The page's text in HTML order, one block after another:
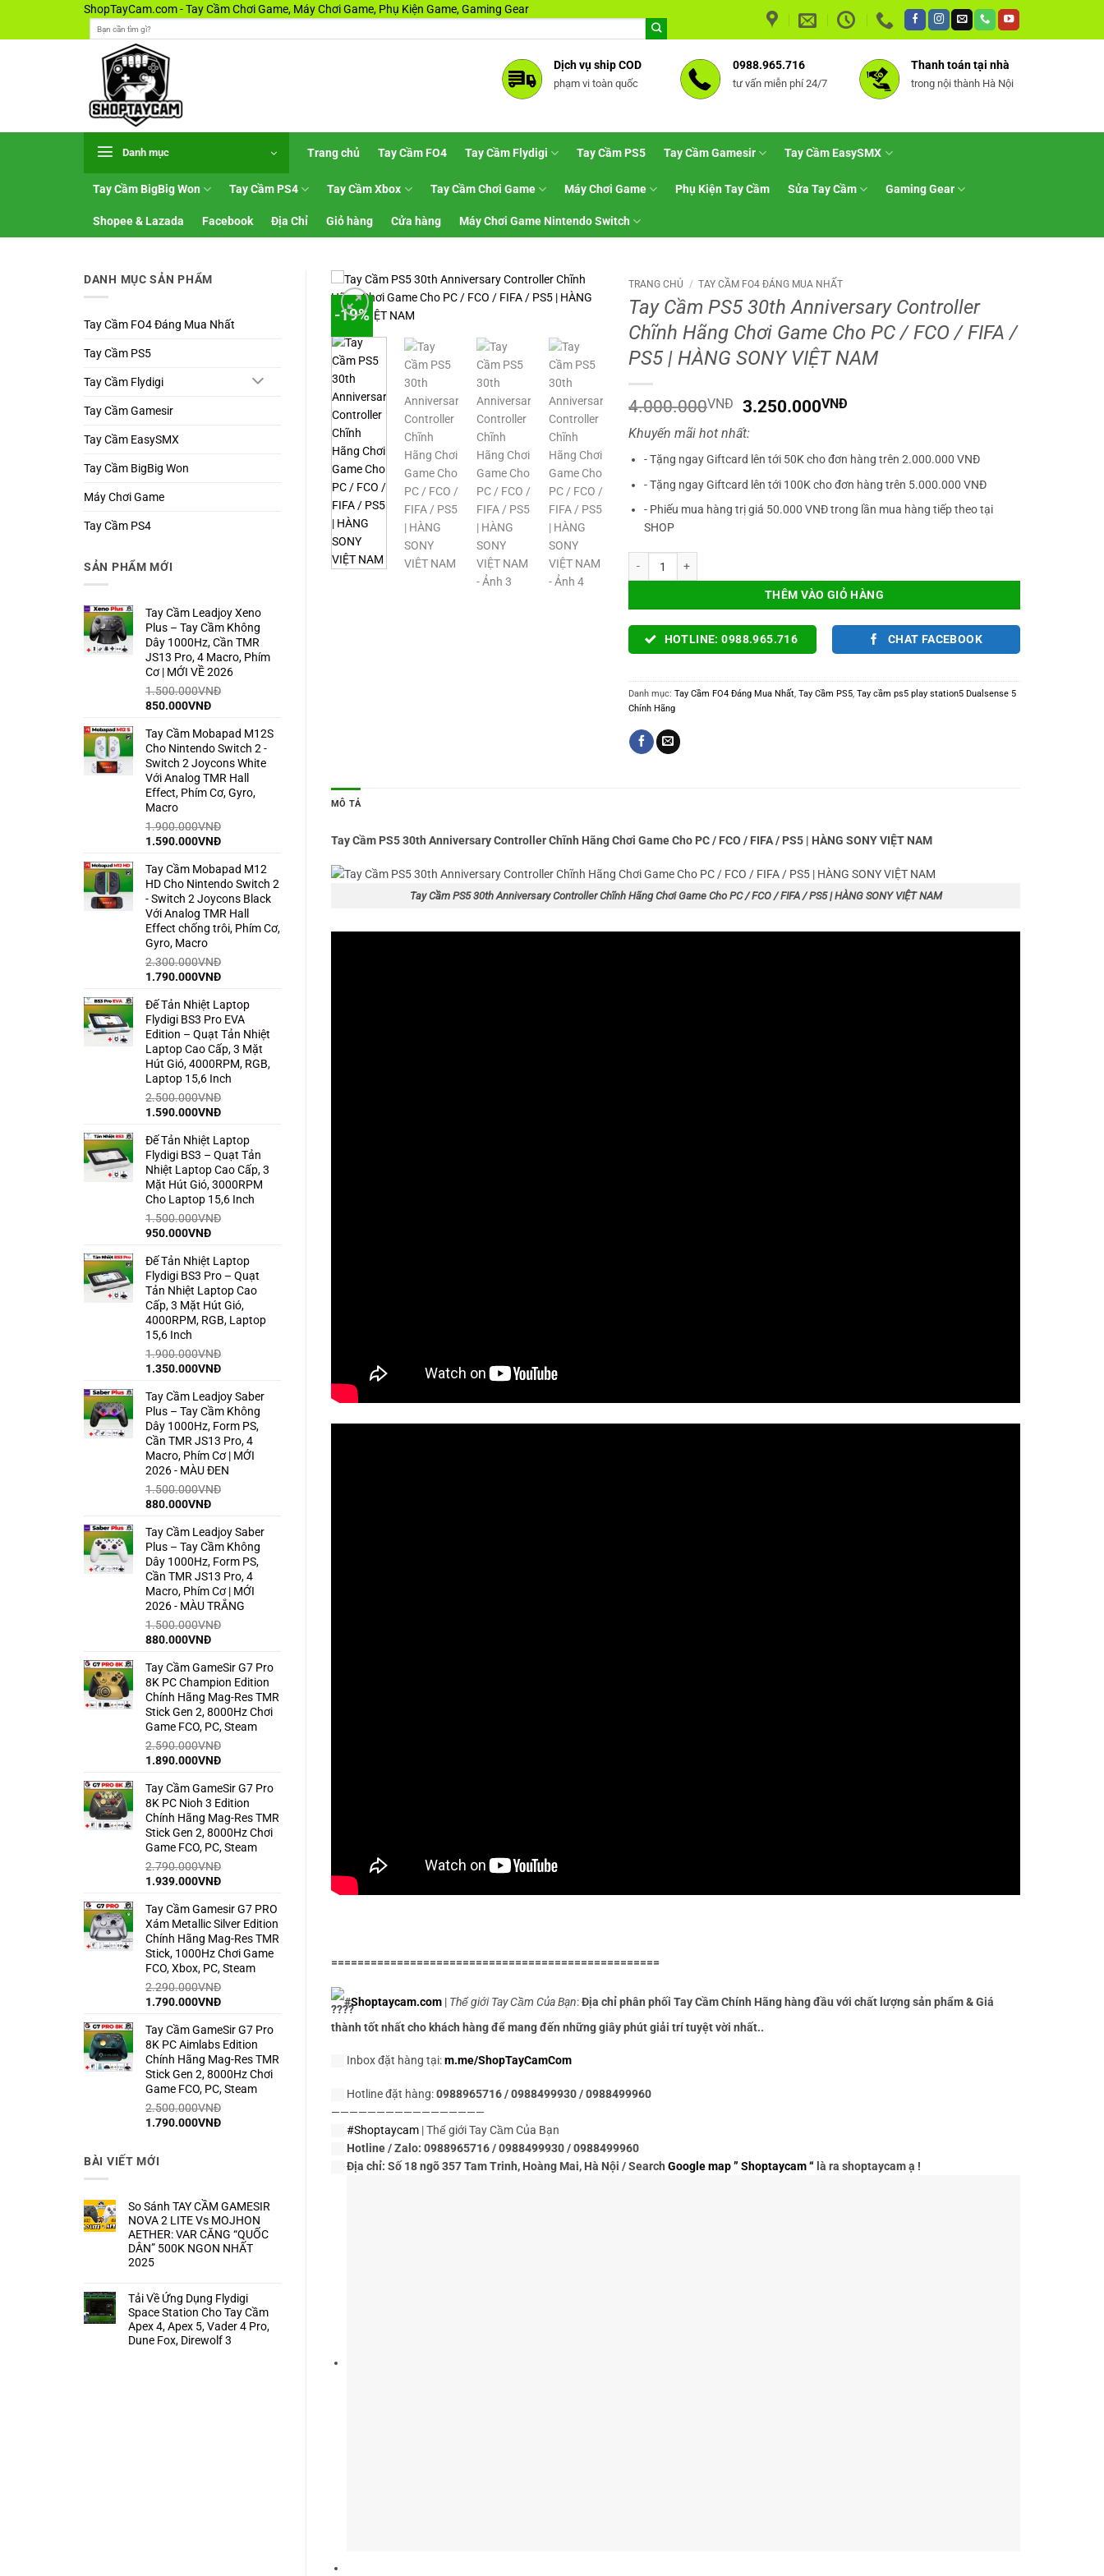
ShopTayCam.com - Tay Cầm Chơi Game, Máy Chơi Game, Phụ Kiện Game, Gaming Gear
kiếm:
Dịch vụ ship COD
phạm vi toàn quốc
0988.965.716
tư vấn miễn phí 24/7
Thanh toán tại nhà
trong nội thành Hà Nội
Danh mục Trang chủ Tay Cầm FO4 Tay Cầm Flydigi Tay Cầm PS5 Tay Cầm Gamesir Tay Cầm EasySMX
Tay Cầm BigBig Won Tay Cầm PS4 Tay Cầm Xbox Tay Cầm Chơi Game Máy Chơi Game Phụ Kiện Tay Cầm Sửa Tay Cầm Gaming Gear
Shopee & Lazada Facebook Địa Chỉ Giỏ hàng Cửa hàng Máy Chơi Game Nintendo Switch
DANH MỤC SẢN PHẨM
Tay Cầm FO4 Đáng Mua Nhất
Tay Cầm PS5
Tay Cầm Flydigi
Tay Cầm Gamesir
Tay Cầm EasySMX
Tay Cầm BigBig Won
Máy Chơi Game
Tay Cầm PS4
SẢN PHẨM MỚI
Tay Cầm Leadjoy Xeno
Plus – Tay Cầm Không
Dây 1000Hz, Cần TMR
JS13 Pro, 4 Macro, Phím
Cơ | MỚI VỀ 2026
1.500.000VNĐ
Giá
là:
1.500.000VNĐ.
850.000VNĐGiá
tại
là:
850.000VNĐ.
Tay Cầm Mobapad M12S
Cho Nintendo Switch 2 -
Switch 2 Joycons White
Với Analog TMR Hall
Effect, Phím Cơ, Gyro,
Macro
1.900.000VNĐ
Giá
là:
1.900.000VNĐ.
1.590.000VNĐGiá
tại
là:
1.590.000VNĐ.
Tay Cầm Mobapad M12
HD Cho Nintendo Switch 2
- Switch 2 Joycons Black
Với Analog TMR Hall
Effect chống trôi, Phím Cơ,
Gyro, Macro
2.300.000VNĐ
Giá
là:
2.300.000VNĐ.
1.790.000VNĐGiá
tại
là:
1.790.000VNĐ.
Đế Tản Nhiệt Laptop
Flydigi BS3 Pro EVA
Edition – Quạt Tản Nhiệt
Laptop Cao Cấp, 3 Mặt
Hút Gió, 4000RPM, RGB,
Laptop 15,6 Inch
2.500.000VNĐ
Giá
là:
2.500.000VNĐ.
1.590.000VNĐGiá
tại
là:
1.590.000VNĐ.
Đế Tản Nhiệt Laptop
Flydigi BS3 – Quạt Tản
Nhiệt Laptop Cao Cấp, 3
Mặt Hút Gió, 3000RPM
Cho Laptop 15,6 Inch
1.500.000VNĐ
Giá
là:
1.500.000VNĐ.
950.000VNĐGiá
tại
là:
950.000VNĐ.
Đế Tản Nhiệt Laptop
Flydigi BS3 Pro – Quạt
Tản Nhiệt Laptop Cao
Cấp, 3 Mặt Hút Gió,
4000RPM, RGB, Laptop
15,6 Inch
1.900.000VNĐ
Giá
là:
1.900.000VNĐ.
1.350.000VNĐGiá
tại
là:
1.350.000VNĐ.
Tay Cầm Leadjoy Saber
Plus – Tay Cầm Không
Dây 1000Hz, Form PS,
Cần TMR JS13 Pro, 4
Macro, Phím Cơ | MỚI
2026 - MÀU ĐEN
1.500.000VNĐ
Giá
là:
1.500.000VNĐ.
880.000VNĐGiá
tại
là:
880.000VNĐ.
Tay Cầm Leadjoy Saber
Plus – Tay Cầm Không
Dây 1000Hz, Form PS,
Cần TMR JS13 Pro, 4
Macro, Phím Cơ | MỚI
2026 - MÀU TRẮNG
1.500.000VNĐ
Giá
là:
1.500.000VNĐ.
880.000VNĐGiá
tại
là:
880.000VNĐ.
Tay Cầm GameSir G7 Pro
8K PC Champion Edition
Chính Hãng Mag-Res TMR
Stick Gen 2, 8000Hz Chơi
Game FCO, PC, Steam
2.590.000VNĐ
Giá
là:
2.590.000VNĐ.
1.890.000VNĐGiá
tại
là:
1.890.000VNĐ.
Tay Cầm GameSir G7 Pro
8K PC Nioh 3 Edition
Chính Hãng Mag-Res TMR
Stick Gen 2, 8000Hz Chơi
Game FCO, PC, Steam
2.790.000VNĐ
Giá
là:
2.790.000VNĐ.
1.939.000VNĐGiá
tại
là:
1.939.000VNĐ.
Tay Cầm Gamesir G7 PRO
Xám Metallic Silver Edition
Chính Hãng Mag-Res TMR
Stick, 1000Hz Chơi Game
FCO, Xbox, PC, Steam
2.290.000VNĐ
Giá
là:
2.290.000VNĐ.
1.790.000VNĐGiá
tại
là:
1.790.000VNĐ.
Tay Cầm GameSir G7 Pro
8K PC Aimlabs Edition
Chính Hãng Mag-Res TMR
Stick Gen 2, 8000Hz Chơi
Game FCO, PC, Steam
2.500.000VNĐ
Giá
2.500.000VNĐ.
1.790.000VNĐGiá
BÀI VIẾT MỚI
So Sánh TAY CẦM GAMESIR
NOVA 2 LITE Vs MOJHON
AETHER: VAR CĂNG “QUỐC
DÂN” 500K NGON NHẤT
2025
bình
luận
ở
So
Sánh
TAY
Tải Về Ứng Dụng Flydigi
Space Station Cho Tay Cầm
Apex 4, Apex 5, Vader 4 Pro,
Dune Fox, Direwolf 3
-19%
TRANG CHỦ / TAY CẦM FO4 ĐÁNG MUA NHẤT
Tay Cầm PS5 30th Anniversary Controller
Chĩnh Hãng Chơi Game Cho PC / FCO / FIFA /
PS5 | HÀNG SONY VIỆT NAM
4.000.000VNĐ
Giá
gốc
là:
4.000.000VNĐ.
3.250.000VNĐ
là:
Khuyến mãi hot nhất:
- Tặng ngay Giftcard lên tới 50K cho đơn hàng trên 2.000.000 VNĐ
- Tặng ngay Giftcard lên tới 100K cho đơn hàng trên 5.000.000 VNĐ
- Phiếu mua hàng trị giá 50.000 VNĐ trong lần mua hàng tiếp theo tại
SHOP
THÊM VÀO GIỎ HÀNG
HOTLINE: 0988.965.716 CHAT FACEBOOK
Danh mục:Tay Cầm FO4 Đáng Mua Nhất,Tay Cầm PS5,Tay cầm ps5 play station5 Dualsense 5
Chính Hãng
MÔ TẢ
Tay Cầm PS5 30th Anniversary Controller Chĩnh Hãng Chơi Game Cho PC / FCO / FIFA / PS5 | HÀNG SONY VIỆT NAM
Tay Cầm PS5 30th Anniversary Controller Chĩnh Hãng Chơi Game Cho PC / FCO / FIFA / PS5 | HÀNG SONY VIỆT NAM
==================================================
#Shoptaycam.com | Thế giới Tay Cầm Của Bạn:Địa chỉ phân phối Tay Cầm Chính Hãng hàng đầu với chất lượng sản phẩm & Giá
thành tốt nhất cho khách hàng để mang đến những giây phút giải trí tuyệt vời nhất..
Inbox đặt hàng tại:m.me/ShopTayCamCom
Hotline đặt hàng:0988965716 / 0988499930 / 0988499960
—————————————————
#Shoptaycam | Thế giới Tay Cầm Của Bạn
Hotline / Zalo: 0988965716 / 0988499930 / 0988499960
Địa chỉ: Số 18 ngõ 357 Tam Trinh, Hoàng Mai, Hà Nội / Search Google map ” Shoptaycam “ là ra shoptaycam ạ !